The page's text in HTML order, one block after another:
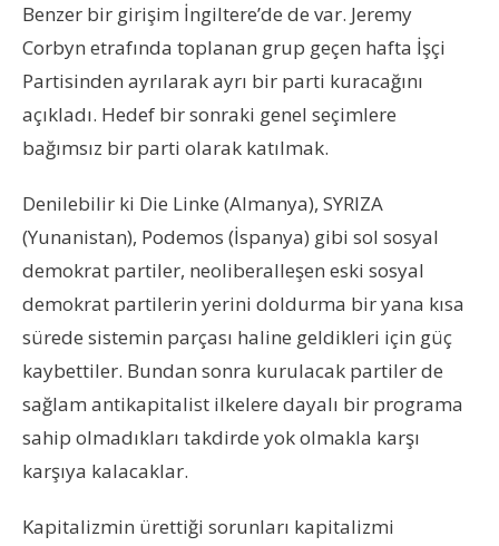
Benzer bir girişim İngiltere’de de var. Jeremy
Corbyn etrafında toplanan grup geçen hafta İşçi
Partisinden ayrılarak ayrı bir parti kuracağını
açıkladı. Hedef bir sonraki genel seçimlere
bağımsız bir parti olarak katılmak.
Denilebilir ki Die Linke (Almanya), SYRIZA
(Yunanistan), Podemos (İspanya) gibi sol sosyal
demokrat partiler, neoliberalleşen eski sosyal
demokrat partilerin yerini doldurma bir yana kısa
sürede sistemin parçası haline geldikleri için güç
kaybettiler. Bundan sonra kurulacak partiler de
sağlam antikapitalist ilkelere dayalı bir programa
sahip olmadıkları takdirde yok olmakla karşı
karşıya kalacaklar.
Kapitalizmin ürettiği sorunları kapitalizmi